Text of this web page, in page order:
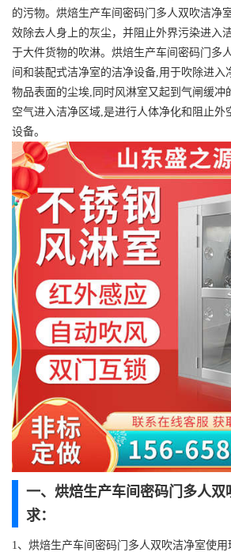
的污物。烘焙生产车间密码门多人双吹洁净
效除去人身上的灰尘，并阻止外界污染进入
于大件货物的吹淋。烘焙生产车间密码门多
间和装配式洁净室的洁净设备,用于吹除进入
物品表面的尘埃,同时风淋室又起到气闸缓冲
空气进入洁净区域,是进行人体净化和阻止外
设备。
一、烘焙生产车间密码门多人双
求：
1、烘焙生产车间密码门多人双吹洁净室使用